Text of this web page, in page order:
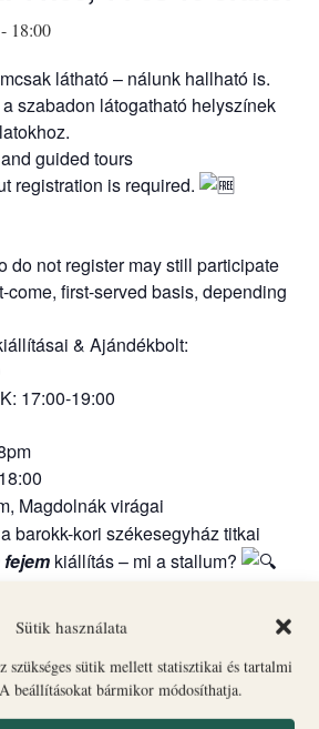
Sütik használata
szükséges sütik mellett statisztikai és tartalmi
beállításokat bármikor módosíthatja.
- 18:00
látható – nálunk hallható is.
szabadon látogatható helyszínek
guided tours
registration is required.
do not register may still participate
come, first-served basis, depending
& Ajándékbolt:
17:00-19:00
Magdolnák virágai
barokk-kori székesegyház titkai
kiállítás – mi a stallum?
– csend és nyugalom.